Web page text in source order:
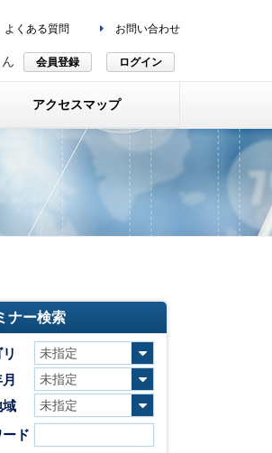
よくある質問 お問い合わせ
会員登録 ログイン
アクセスマップ
ナー検索
域
ド